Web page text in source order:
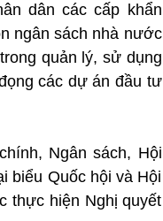
dân các cấp khẩn
ngân sách nhà nước
quản lý, sử dụng
các dự án đầu tư
Ngân sách, Hội
biểu Quốc hội và Hội
thực hiện Nghị quyết